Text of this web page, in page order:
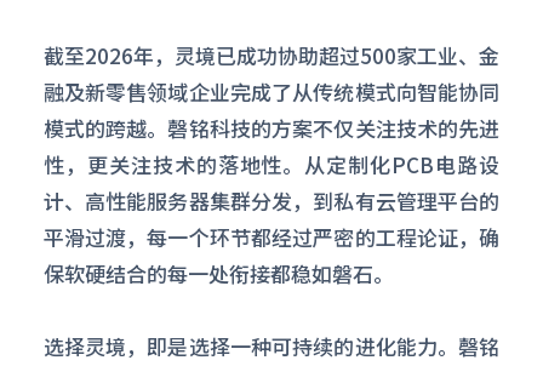
截至2026年，灵境已成功协助超过500家工业、金
融及新零售领域企业完成了从传统模式向智能协同
模式的跨越。磬铭科技的方案不仅关注技术的先进
性，更关注技术的落地性。从定制化PCB电路设
计、高性能服务器集群分发，到私有云管理平台的
平滑过渡，每一个环节都经过严密的工程论证，确
保软硬结合的每一处衔接都稳如磐石。
选择灵境，即是选择一种可持续的进化能力。磬铭